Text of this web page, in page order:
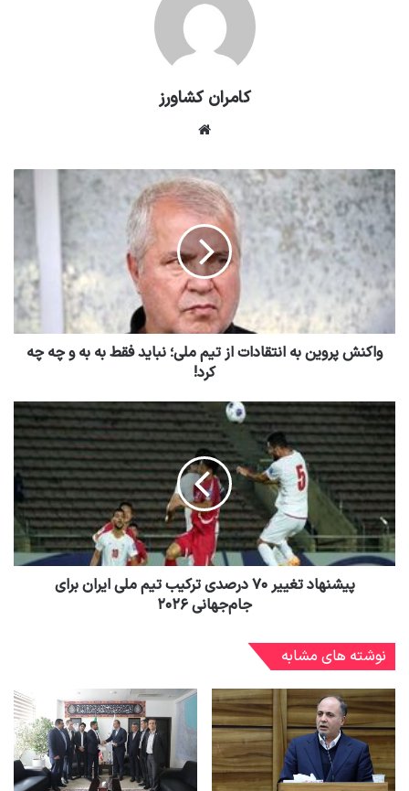
کامران کشاورز
واکنش پروین به انتقادات از تیم ملی؛ نباید فقط به به و چه چه
کرد!
پیشنهاد تغییر ۷۰ درصدی ترکیب تیم ملی ایران برای
جام‌جهانی ۲۰۲۶
نوشته های مشابه